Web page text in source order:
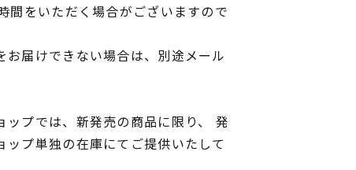
間をいただく場合がございますので
お届けできない場合は、別途メール
プでは、新発売の商品に限り、 発
プ単独の在庫にてご提供いたして